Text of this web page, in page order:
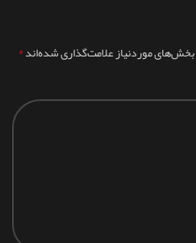
بخش‌های موردنیاز علامت‌گذاری شده‌اند*